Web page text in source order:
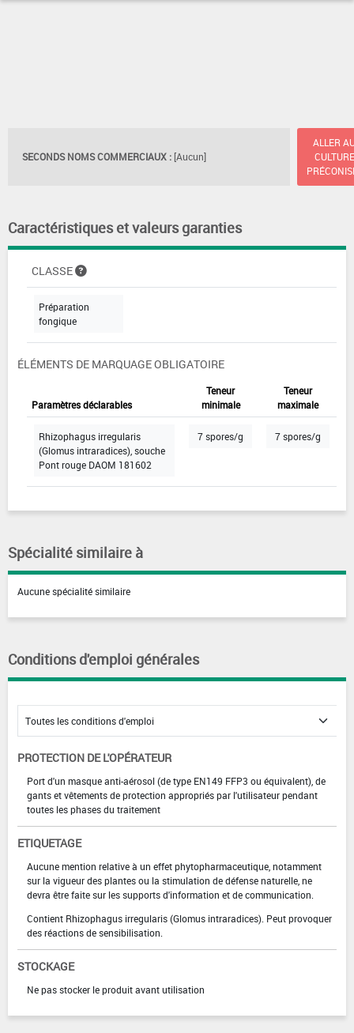
SECONDS NOMS COMMERCIAUX : [Aucun]
ALLER
Caractéristiques et valeurs garanties
CLASSE
Préparation
fongique
ÉLÉMENTS DE MARQUAGE OBLIGATOIRE
Paramètres déclarables
Teneur
minimale
Teneur
maximale
Rhizophagus irregularis
(Glomus intraradices), souche
Pont rouge DAOM 181602
7 spores/g 7 spores/g
Spécialité similaire à
Aucune spécialité similaire
Conditions d'emploi générales
PROTECTION DE L'OPÉRATEUR
Port d'un masque anti-aérosol (de type EN149 FFP3 ou équivalent), de
gants et vêtements de protection appropriés par l'utilisateur pendant
toutes les phases du traitement
ETIQUETAGE
Aucune mention relative à un effet phytopharmaceutique, notamment
sur la vigueur des plantes ou la stimulation de défense naturelle, ne
devra être faite sur les supports d'information et de communication.
Contient Rhizophagus irregularis (Glomus intraradices). Peut provoquer
des réactions de sensibilisation.
STOCKAGE
Ne pas stocker le produit avant utilisation